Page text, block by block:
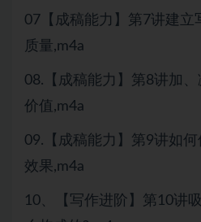
07【成稿能力】第7讲建立
质量,m4a
08.【成稿能力】第8讲加
价值,m4a
09.【成稿能力】第9讲如
效果,m4a
10、【写作进阶】第10讲